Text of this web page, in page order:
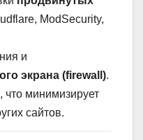
ModSecurity,
и
экрана (firewall).
, что минимизирует
сайтов.